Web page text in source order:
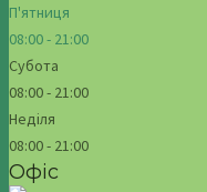
П'ятниця
08:00 - 21:00
Субота
08:00 - 21:00
Неділя
08:00 - 21:00
Офіс